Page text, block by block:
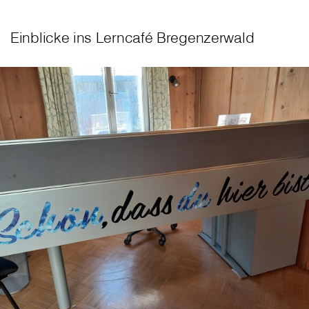
Einblicke ins Lerncafé Bregenzerwald